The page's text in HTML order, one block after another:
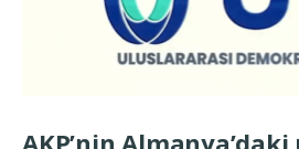
AKP’nin Almanya’daki